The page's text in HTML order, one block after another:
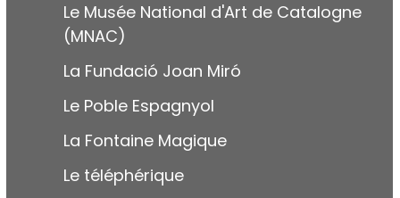
Le Musée National d'Art de Catalogne
(MNAC)
La Fundació Joan Miró
Le Poble Espagnyol
La Fontaine Magique
Le téléphérique